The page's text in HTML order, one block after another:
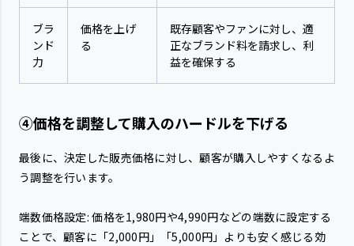
ブラ
ンド
力
価格を上げ
る
既存顧客やファンに対し、適
正なブランド料を請求し、利
益を確保する
④価格を調整して購入のハードルを下げる
最後に、決定した販売価格に対し、顧客が購入しやすくなるよ
う調整を行います。
端数価格設定: 価格を1,980円や4,990円などの端数に設定する
ことで、顧客に「2,000円」「5,000円」よりも安く感じる効